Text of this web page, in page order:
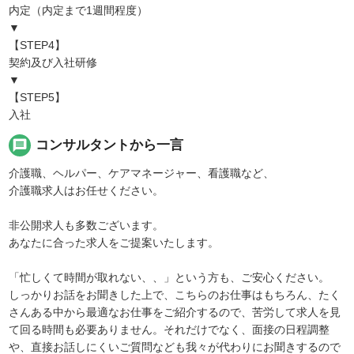
内定（内定まで1週間程度）
▼
【STEP4】
契約及び入社研修
▼
【STEP5】
入社
message コンサルタントから一言
介護職、ヘルパー、ケアマネージャー、看護職など、
介護職求人はお任せください。
非公開求人も多数ございます。
あなたに合った求人をご提案いたします。
「忙しくて時間が取れない、、」という方も、ご安心ください。
しっかりお話をお聞きした上で、こちらのお仕事はもちろん、たく
さんある中から最適なお仕事をご紹介するので、苦労して求人を見
て回る時間も必要ありません。それだけでなく、面接の日程調整
や、直接お話しにくいご質問なども我々が代わりにお聞きするので